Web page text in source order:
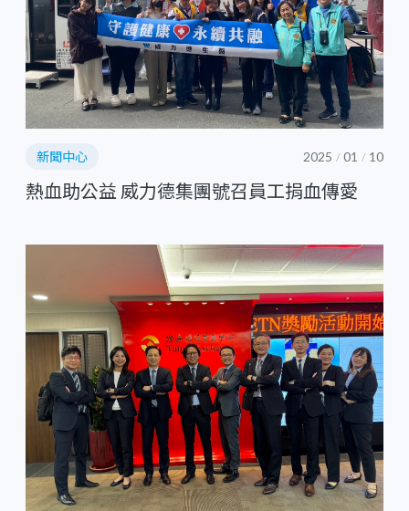
新聞中心 2025 / 01 / 10
熱血助公益 威力德集團號召員工捐血傳愛